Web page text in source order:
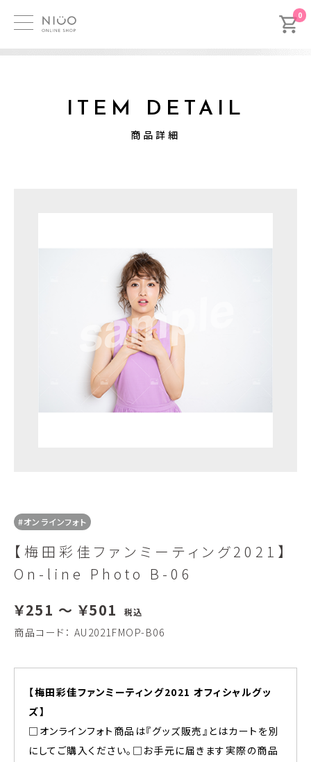
0
ITEM DETAIL
商品詳細
#オンラインフォト
【梅田彩佳ファンミーティング2021】
On-line Photo B-06
￥251 ～ ￥501
税込
商品コード： AU2021FMOP-B06
【梅田彩佳ファンミーティング2021 オフィシャルグッ
ズ】
□オンラインフォト商品は『グッズ販売』とはカートを別
にしてご購入ください。□お手元に届きます実際の商品